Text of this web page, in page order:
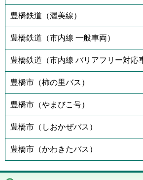
豊橋鉄道（渥美線）
豊橋鉄道（市内線 一般車両）
豊橋鉄道（市内線 バリアフリー対応
豊橋市（柿の里バス）
豊橋市（やまびこ号）
豊橋市（しおかぜバス）
豊橋市（かわきたバス）